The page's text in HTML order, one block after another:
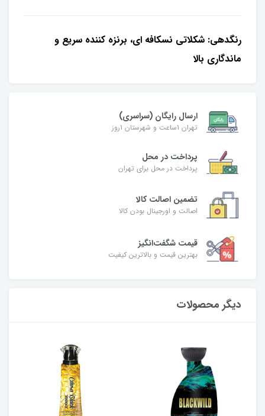
رنگدهی: شكلاتى نسکافه ای، برنزه كننده سريع و
ماندگارى بالا
ارسال رایگان (سراسری)
تهران 1ساعت و شهرستان 1روز
پرداخت در محل
پرداخت در محل برای تهران
تضمین اصالت کالا
اصالت و اورجینال بودن کالا
قیمت شگفت‌انگیز
بهترین قیمت و بالاترین کیفیت
دیگر محصولات